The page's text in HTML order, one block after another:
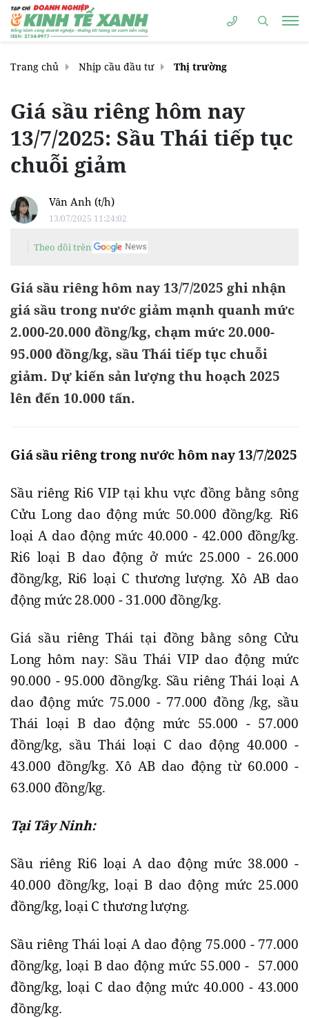
Trang chủ Nhịp cầu đầu tư Thị trường
Giá sầu riêng hôm nay
13/7/2025: Sầu Thái tiếp tục
chuỗi giảm
Vân Anh (t/h)
13/07/2025 11:24:02
Theo dõi trên
Giá sầu riêng hôm nay 13/7/2025 ghi nhận
giá sầu trong nước giảm mạnh quanh mức
2.000-20.000 đồng/kg, chạm mức 20.000-
95.000 đồng/kg, sầu Thái tiếp tục chuỗi
giảm. Dự kiến sản lượng thu hoạch 2025
lên đến 10.000 tấn.
Giá sầu riêng trong nước hôm nay 13/7/2025
Sầu riêng Ri6 VIP tại khu vực đồng bằng sông
Cửu Long dao động mức 50.000 đồng/kg. Ri6
loại A dao động mức 40.000 - 42.000 đồng/kg.
Ri6 loại B dao động ở mức 25.000 - 26.000
đồng/kg, Ri6 loại C thương lượng. Xô AB dao
động mức 28.000 - 31.000 đồng/kg.
Giá sầu riêng Thái tại đồng bằng sông Cửu
Long hôm nay: Sầu Thái VIP dao động mức
90.000 - 95.000 đồng/kg. Sầu riêng Thái loại A
dao động mức 75.000 - 77.000 đồng /kg, sầu
Thái loại B dao động mức 55.000 - 57.000
đồng/kg, sầu Thái loại C dao động 40.000 -
43.000 đồng/kg. Xô AB dao động từ 60.000 -
63.000 đồng/kg.
Tại Tây Ninh:
Sầu riêng Ri6 loại A dao động mức 38.000 -
40.000 đồng/kg, loại B dao động mức 25.000
đồng/kg, loại C thương lượng.
Sầu riêng Thái loại A dao động 75.000 - 77.000
đồng/kg, loại B dao động mức 55.000 - 57.000
đồng/kg, loại C dao động mức 40.000 - 43.000
đồng/kg.